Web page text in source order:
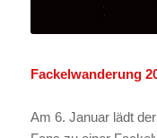
Fackelwanderung
Am 6. Januar lädt